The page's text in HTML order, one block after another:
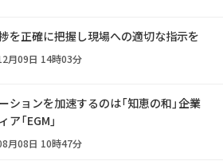
を正確に把握し現場への適切な指示を
月09日 14時03分
ションを加速するのは「知恵の和」――企業
ア「EGM」
月08日 10時47分